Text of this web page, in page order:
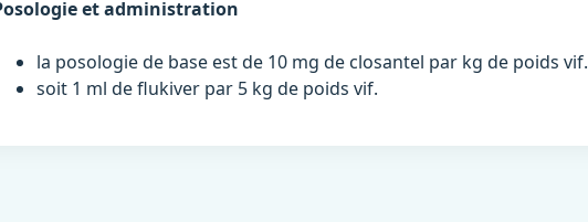
et administration
la posologie de base est de 10 mg de closantel par kg de poids vif.
soit 1 ml de flukiver par 5 kg de poids vif.